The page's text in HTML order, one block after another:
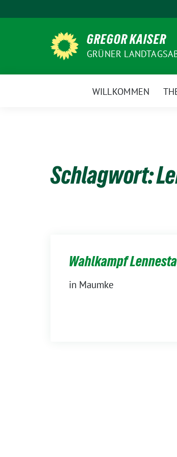
zum
GREGOR KAISER
GRÜNER
WILLKOMMEN
Schlagwort:
Wahlkampf
in Maumke